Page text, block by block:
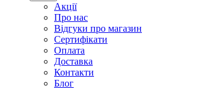
Акції
Про нас
Відгуки про магазин
Сертифікати
Оплата
Доставка
Контакти
Блог